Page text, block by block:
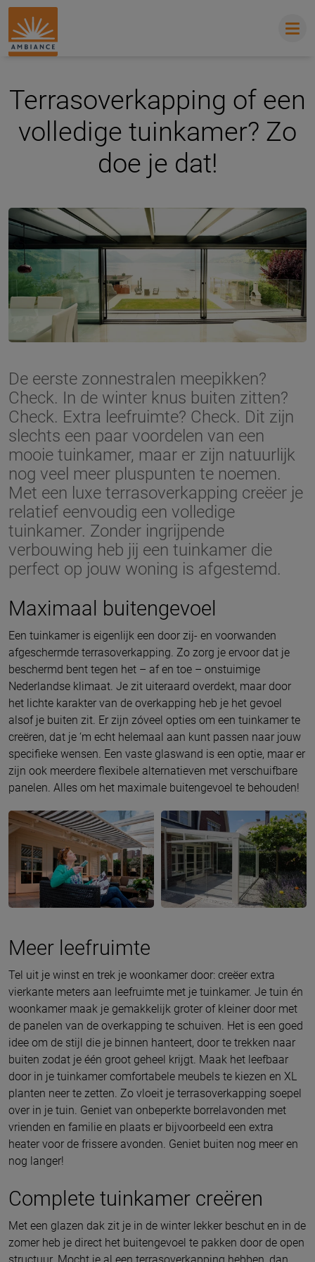
Terrasoverkapping of een
volledige tuinkamer? Zo
doe je dat!
De eerste zonnestralen meepikken?
Check. In de winter knus buiten zitten?
Check. Extra leefruimte? Check. Dit zijn
slechts een paar voordelen van een
mooie tuinkamer, maar er zijn natuurlijk
nog veel meer pluspunten te noemen.
Met een luxe terrasoverkapping creëer je
relatief eenvoudig een volledige
tuinkamer. Zonder ingrijpende
verbouwing heb jij een tuinkamer die
perfect op jouw woning is afgestemd.
Maximaal buitengevoel
Een tuinkamer is eigenlijk een door zij- en voorwanden
afgeschermde terrasoverkapping. Zo zorg je ervoor dat je
beschermd bent tegen het – af en toe – onstuimige
Nederlandse klimaat. Je zit uiteraard overdekt, maar door
het lichte karakter van de overkapping heb je het gevoel
alsof je buiten zit. Er zijn zóveel opties om een tuinkamer te
creëren, dat je ‘m echt helemaal aan kunt passen naar jouw
specifieke wensen. Een vaste glaswand is een optie, maar er
zijn ook meerdere flexibele alternatieven met verschuifbare
panelen. Alles om het maximale buitengevoel te behouden!
Meer leefruimte
Tel uit je winst en trek je woonkamer door: creëer extra
vierkante meters aan leefruimte met je tuinkamer. Je tuin én
woonkamer maak je gemakkelijk groter of kleiner door met
de panelen van de overkapping te schuiven. Het is een goed
idee om de stijl die je binnen hanteert, door te trekken naar
buiten zodat je één groot geheel krijgt. Maak het leefbaar
door in je tuinkamer comfortabele meubels te kiezen en XL
planten neer te zetten. Zo vloeit je terrasoverkapping soepel
over in je tuin. Geniet van onbeperkte borrelavonden met
vrienden en familie en plaats er bijvoorbeeld een extra
heater voor de frissere avonden. Geniet buiten nog meer en
nog langer!
Complete tuinkamer creëren
Met een glazen dak zit je in de winter lekker beschut en in de
zomer heb je direct het buitengevoel te pakken door de open